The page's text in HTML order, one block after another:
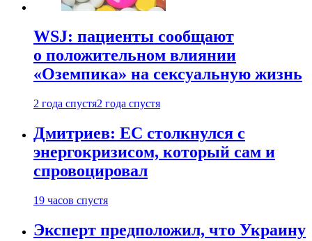
WSJ: пациенты сообщают
о положительном влиянии
«Оземпика» на сексуальную жизнь
2 года спустя2 года спустя
Дмитриев: ЕС столкнулся с
энергокризисом, который сам и
спровоцировал
19 часов спустя
Эксперт предположил, что Украину